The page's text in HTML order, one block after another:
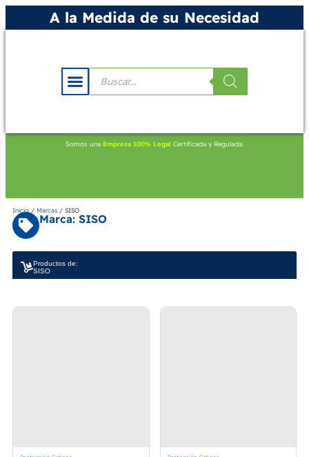
A la Medida de su Necesidad
Somos una Empresa 100% Legal Certificada y Regulada.
Inicio / Marcas / SISO
Marca: SISO
Productos de:
SISO